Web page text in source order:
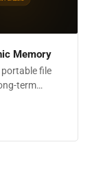
Memory
portable file
term